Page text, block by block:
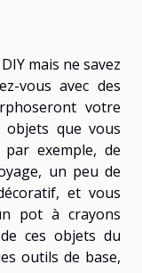
mais ne savez
vous avec des
votre
que vous
exemple, de
un peu de
et vous
pot à crayons
de ces objets du
outils de base,